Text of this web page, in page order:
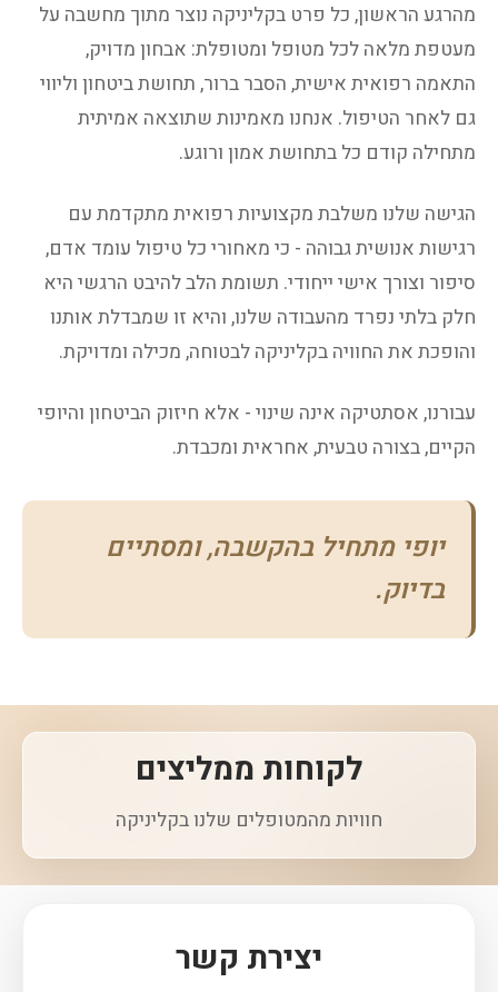
מהרגע הראשון, כל פרט בקליניקה נוצר מתוך מחשבה על
מעטפת מלאה לכל מטופל ומטופלת: אבחון מדויק,
התאמה רפואית אישית, הסבר ברור, תחושת ביטחון וליווי
גם לאחר הטיפול. אנחנו מאמינות שתוצאה אמיתית
מתחילה קודם כל בתחושת אמון ורוגע.
הגישה שלנו משלבת מקצועיות רפואית מתקדמת עם
רגישות אנושית גבוהה - כי מאחורי כל טיפול עומד אדם,
סיפור וצורך אישי ייחודי. תשומת הלב להיבט הרגשי היא
חלק בלתי נפרד מהעבודה שלנו, והיא זו שמבדלת אותנו
והופכת את החוויה בקליניקה לבטוחה, מכילה ומדויקת.
עבורנו, אסתטיקה אינה שינוי - אלא חיזוק הביטחון והיופי
הקיים, בצורה טבעית, אחראית ומכבדת.
יופי מתחיל בהקשבה, ומסתיים
בדיוק.
לקוחות ממליצים
חוויות מהמטופלים שלנו בקליניקה
יצירת קשר